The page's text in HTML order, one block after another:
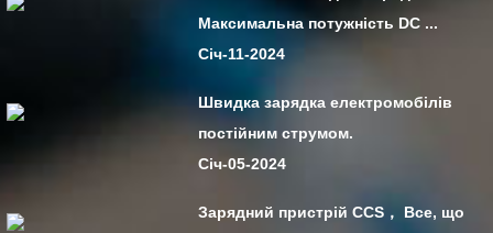
Максимальна потужність DC ...
Січ-11-2024
Швидка зарядка електромобілів
постійним струмом.
Січ-05-2024
Зарядний пристрій CCS， Все, що